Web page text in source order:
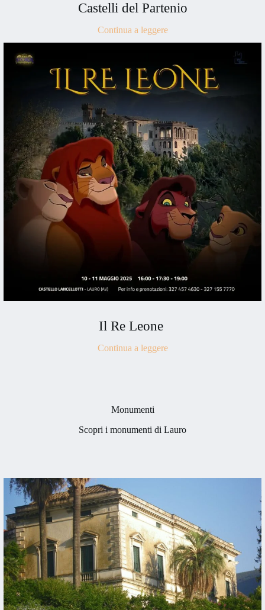
Castelli del Partenio
Continua a leggere
Il Re Leone
Continua a leggere
Monumenti
Scopri i monumenti di Lauro